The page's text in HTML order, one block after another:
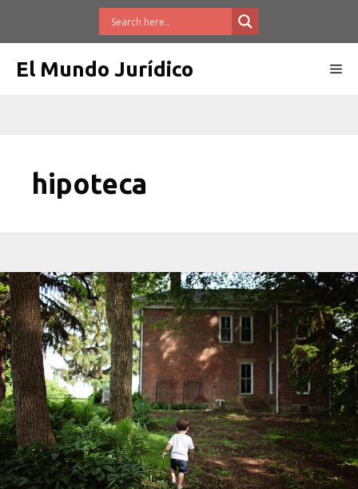
El Mundo Jurídico
hipoteca